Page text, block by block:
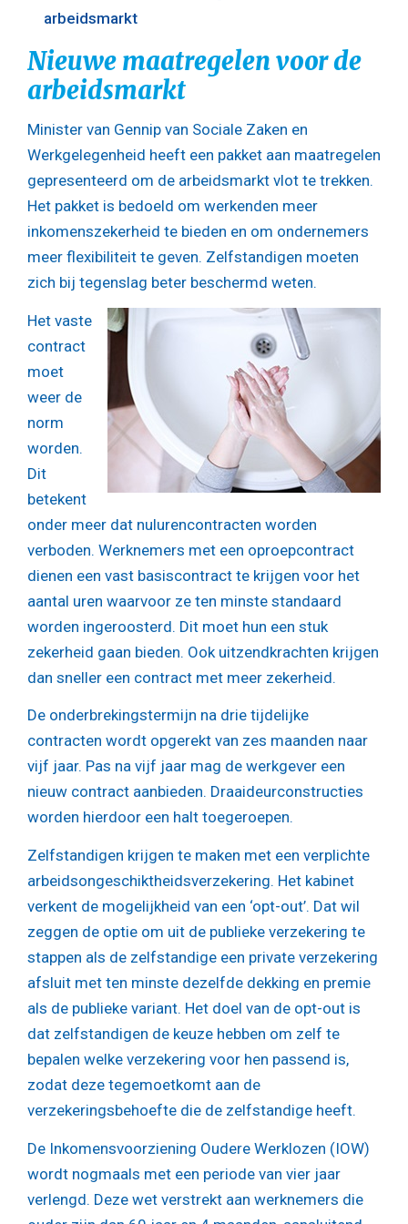
arbeidsmarkt
Nieuwe maatregelen voor de
arbeidsmarkt
Minister van Gennip van Sociale Zaken en
Werkgelegenheid heeft een pakket aan maatregelen
gepresenteerd om de arbeidsmarkt vlot te trekken.
Het pakket is bedoeld om werkenden meer
inkomenszekerheid te bieden en om ondernemers
meer flexibiliteit te geven. Zelfstandigen moeten
zich bij tegenslag beter beschermd weten.
Het vaste
contract
moet
weer de
norm
worden.
Dit
betekent
onder meer dat nulurencontracten worden
verboden. Werknemers met een oproepcontract
dienen een vast basiscontract te krijgen voor het
aantal uren waarvoor ze ten minste standaard
worden ingeroosterd. Dit moet hun een stuk
zekerheid gaan bieden. Ook uitzendkrachten krijgen
dan sneller een contract met meer zekerheid.
De onderbrekingstermijn na drie tijdelijke
contracten wordt opgerekt van zes maanden naar
vijf jaar. Pas na vijf jaar mag de werkgever een
nieuw contract aanbieden. Draaideurconstructies
worden hierdoor een halt toegeroepen.
Zelfstandigen krijgen te maken met een verplichte
arbeidsongeschiktheidsverzekering. Het kabinet
verkent de mogelijkheid van een ‘opt-out’. Dat wil
zeggen de optie om uit de publieke verzekering te
stappen als de zelfstandige een private verzekering
afsluit met ten minste dezelfde dekking en premie
als de publieke variant. Het doel van de opt-out is
dat zelfstandigen de keuze hebben om zelf te
bepalen welke verzekering voor hen passend is,
zodat deze tegemoetkomt aan de
verzekeringsbehoefte die de zelfstandige heeft.
De Inkomensvoorziening Oudere Werklozen (IOW)
wordt nogmaals met een periode van vier jaar
verlengd. Deze wet verstrekt aan werknemers die